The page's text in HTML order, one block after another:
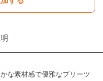
な素材感で優雅なプリーツ